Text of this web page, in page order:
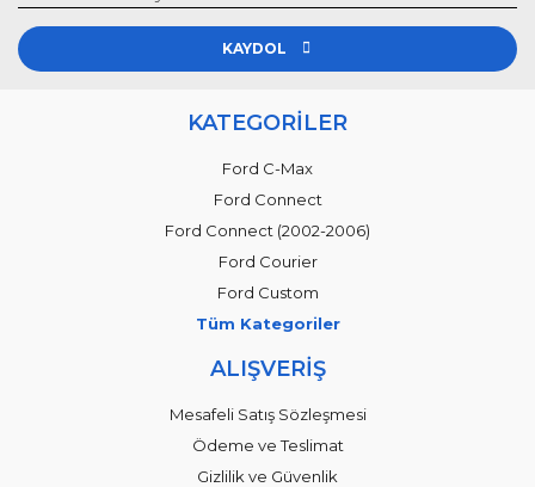
KAYDOL
KATEGORİLER
Ford C-Max
Ford Connect
Ford Connect (2002-2006)
Ford Courier
Ford Custom
Tüm Kategoriler
ALIŞVERİŞ
Mesafeli Satış Sözleşmesi
Ödeme ve Teslimat
Gizlilik ve Güvenlik